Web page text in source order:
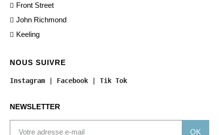
Front Street
John Richmond
Keeling
NOUS SUIVRE
Instagram Facebook Tik Tok
NEWSLETTER
OK